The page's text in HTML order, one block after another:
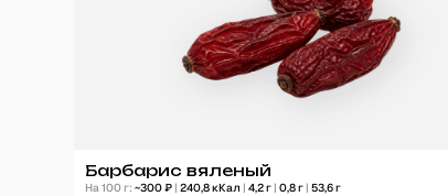
Барбарис вяленый
На 100 г: ~300₽ | 240,8кКал | 4,2г | 0,8г | 53,6г